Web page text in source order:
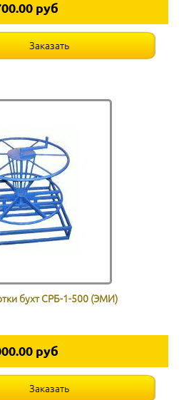
руб
бухт СРБ-1-500 (ЭМИ)
руб